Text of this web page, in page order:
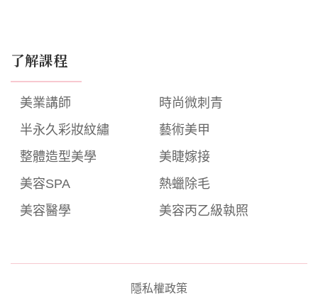
了解課程
美業講師
時尚微刺青
半永久彩妝紋繡
藝術美甲
整體造型美學
美睫嫁接
美容SPA
熱蠟除毛
美容醫學
美容丙乙級執照
隱私權政策